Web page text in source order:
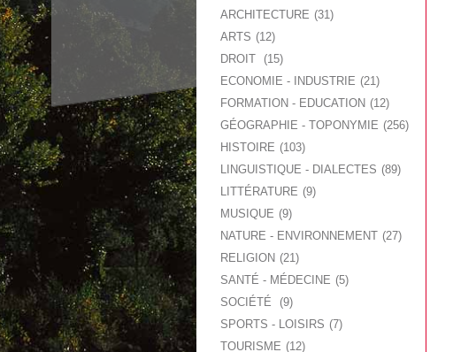
ARCHITECTURE
31
ARTS
12
DROIT
15
ECONOMIE - INDUSTRIE
21
FORMATION - EDUCATION
12
GÉOGRAPHIE - TOPONYMIE
256
HISTOIRE
103
LINGUISTIQUE - DIALECTES
89
LITTÉRATURE
9
MUSIQUE
9
NATURE - ENVIRONNEMENT 27
RELIGION
21
SANTÉ - MÉDECINE
5
SOCIÉTÉ
9
SPORTS - LOISIRS
7
TOURISME
12